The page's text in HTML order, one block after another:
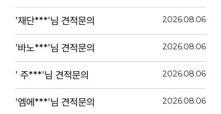
'재단***'님 견적문의 2026.08.06
'바노***'님 견적문의 2026.08.06
' 주***'님 견적문의 2026.08.06
'엠에***'님 견적문의 2026.08.06